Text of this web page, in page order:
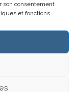
son consentement
et fonctions.